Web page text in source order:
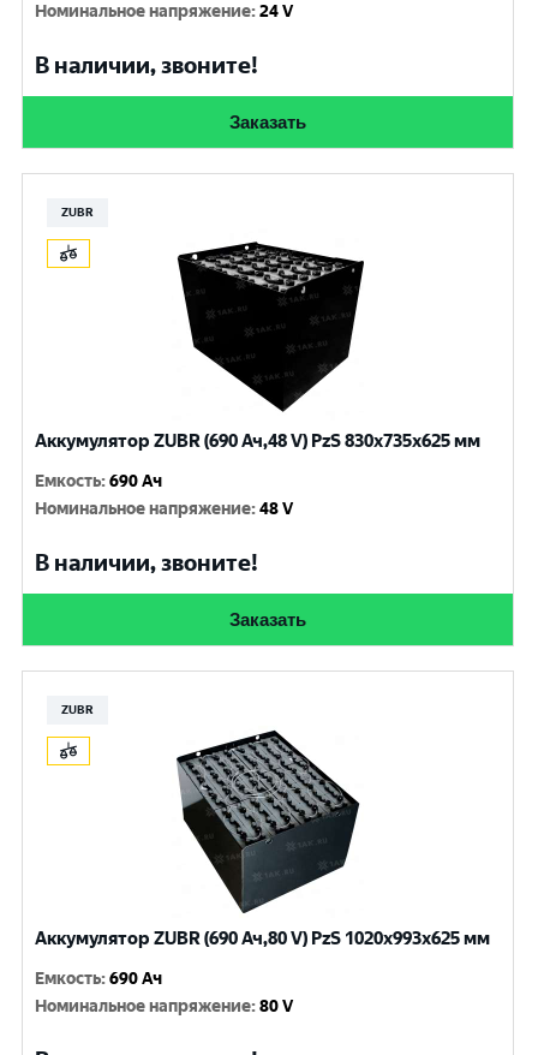
Номинальное напряжение:24 V
В наличии, звоните!
Заказать
ZUBR
Аккумулятор ZUBR (690 Ач,48 V) PzS 830x735x625 мм
Емкость:690 Ач
Номинальное напряжение:48 V
В наличии, звоните!
Заказать
ZUBR
Аккумулятор ZUBR (690 Ач,80 V) PzS 1020x993x625 мм
Емкость:690 Ач
Номинальное напряжение:80 V